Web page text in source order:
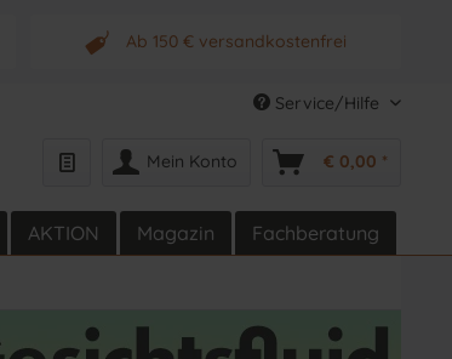
Ab 150 € versandkostenfrei
Originalprodukt vom Hersteller
Service/Hilfe
Mein Konto € 0,00 *
AKTION Magazin Fachberatung